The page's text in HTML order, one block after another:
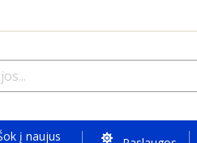
į naujus